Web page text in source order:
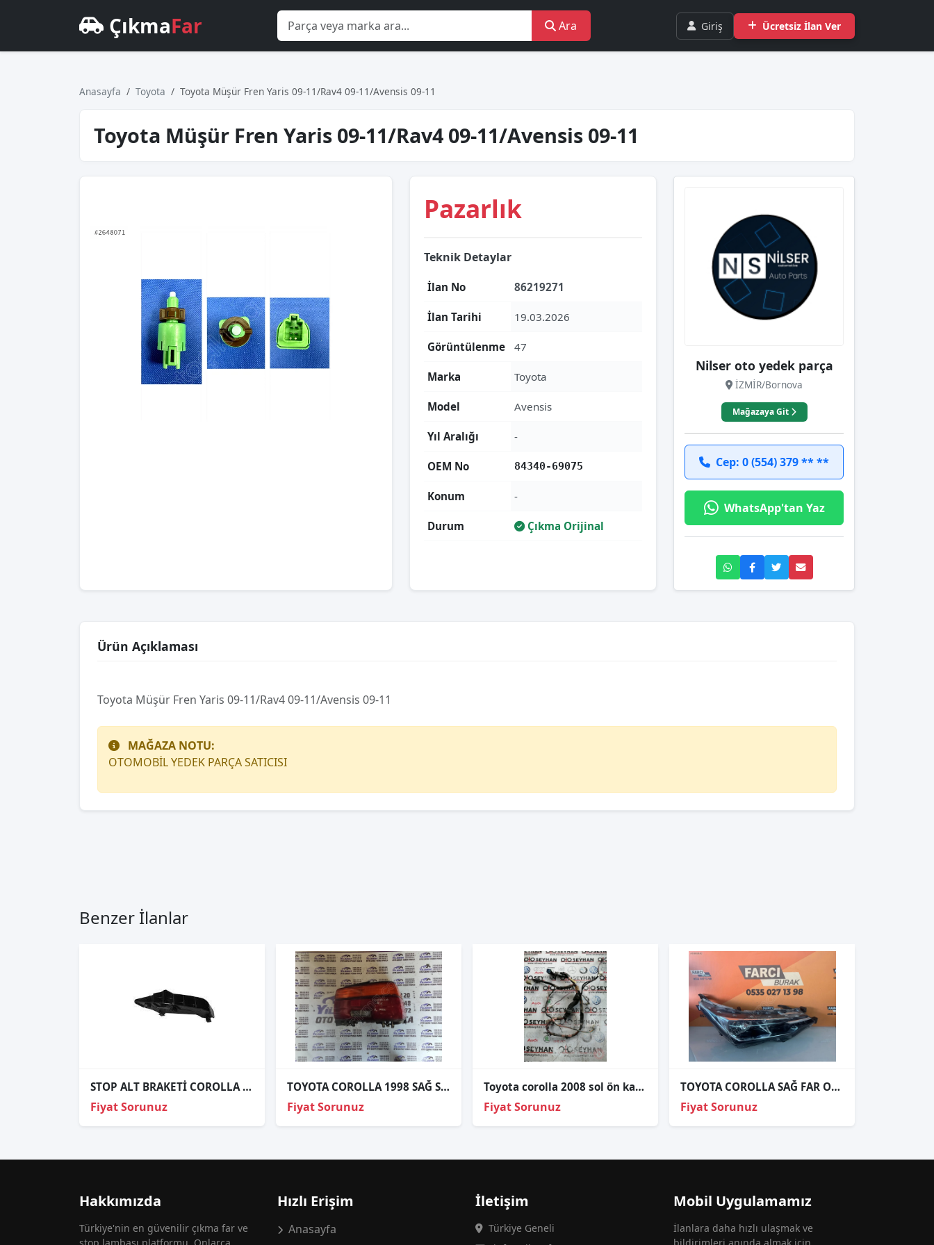
ÇıkmaFar Ara Giriş Ücretsiz İlan Ver
Anasayfa Toyota Toyota Müşür Fren Yaris 09-11/Rav4 09-11/Avensis 09-11
Toyota Müşür Fren Yaris 09-11/Rav4 09-11/Avensis 09-11
Pazarlık
Teknik Detaylar
İlan No 86219271
İlan Tarihi 19.03.2026
Görüntülenme 47
Marka Toyota
Model Avensis
Yıl Aralığı -
OEM No 84340-69075
Konum -
Durum Çıkma Orijinal
Nilser oto yedek parça
İZMİR/Bornova
Mağazaya Git
Cep: 0 (554) 379 ** **
WhatsApp'tan Yaz
Ürün Açıklaması
Toyota Müşür Fren Yaris 09-11/Rav4 09-11/Avensis 09-11
MAĞAZA NOTU:
OTOMOBİL YEDEK PARÇA SATICISI
Benzer İlanlar
STOP ALT BRAKETİ COROLLA 2019-
Fiyat Sorunuz
TOYOTA COROLLA 1998 SAĞ STOP
Fiyat Sorunuz
Toyota corolla 2008 sol ön kapı tesisatı
Fiyat Sorunuz
TOYOTA COROLLA SAĞ FAR ORJİNAL
Fiyat Sorunuz
Hakkımızda
Türkiye'nin en güvenilir çıkma far ve
Hızlı Erişim
Anasayfa
İletişim
Türkiye Geneli
Mobil Uygulamamız
İlanlara daha hızlı ulaşmak ve